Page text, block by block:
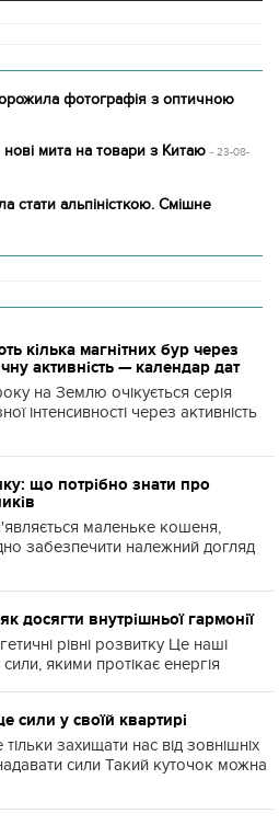
фотографія з оптичною
мита на товари з Китаю - 23-08-
стати альпіністкою. Смішне
кілька магнітних бур через
активність — календар дат
на Землю очікується серія
інтенсивності через активність
що потрібно знати про
маленьке кошеня,
забезпечити належний догляд
досягти внутрішньої гармонії
рівні розвитку Це наші
сили, якими протікає енергія
сили у своїй квартирі
захищати нас від зовнішніх
сили Такий куточок можна